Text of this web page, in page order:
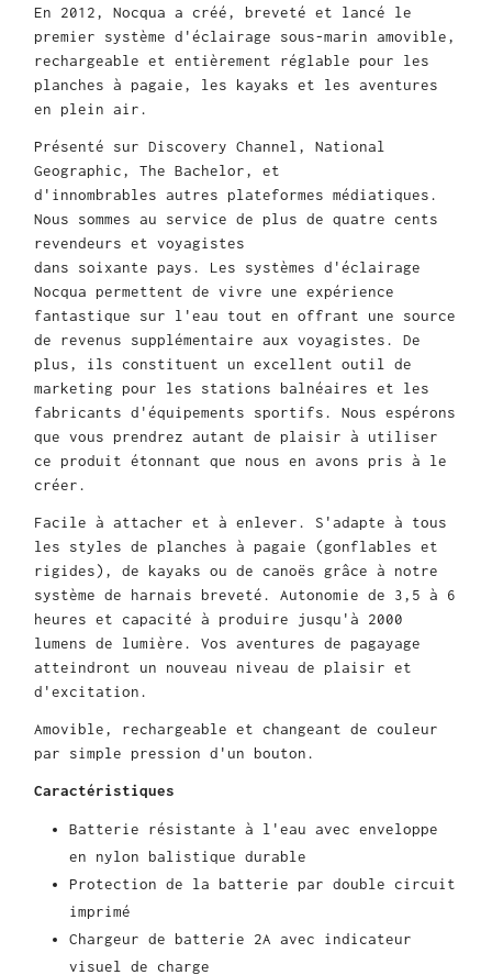
En 2012, Nocqua a créé, breveté et lancé le
premier système d'éclairage sous-marin amovible,
rechargeable et entièrement réglable pour les
planches à pagaie, les kayaks et les aventures
en plein air.
Présenté sur Discovery Channel, National
Geographic, The Bachelor, et
d'innombrables autres plateformes médiatiques.
Nous sommes au service de plus de quatre cents
revendeurs et voyagistes
dans soixante pays. Les systèmes d'éclairage
Nocqua permettent de vivre une expérience
fantastique sur l'eau tout en offrant une source
de revenus supplémentaire aux voyagistes. De
plus, ils constituent un excellent outil de
marketing pour les stations balnéaires et les
fabricants d'équipements sportifs. Nous espérons
que vous prendrez autant de plaisir à utiliser
ce produit étonnant que nous en avons pris à le
créer.
Facile à attacher et à enlever. S'adapte à tous
les styles de planches à pagaie (gonflables et
rigides), de kayaks ou de canoës grâce à notre
système de harnais breveté. Autonomie de 3,5 à 6
heures et capacité à produire jusqu'à 2000
lumens de lumière. Vos aventures de pagayage
atteindront un nouveau niveau de plaisir et
d'excitation.
Amovible, rechargeable et changeant de couleur
par simple pression d'un bouton.
Caractéristiques
Batterie résistante à l'eau avec enveloppe
en nylon balistique durable
Protection de la batterie par double circuit
imprimé
Chargeur de batterie 2A avec indicateur
visuel de charge